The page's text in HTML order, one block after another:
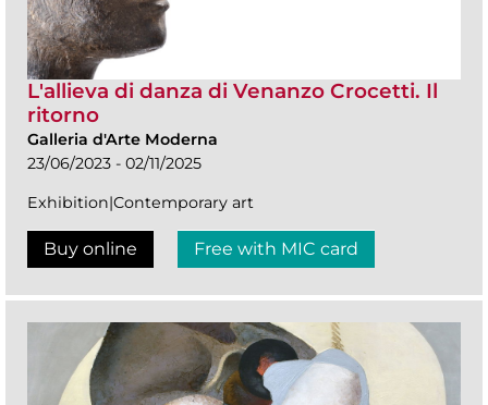
L'allieva di danza di Venanzo Crocetti. Il
ritorno
Galleria d'Arte Moderna
23/06/2023 - 02/11/2025
Exhibition|Contemporary art
Buy online Free with MIC card